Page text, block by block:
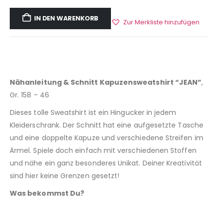
IN DEN WARENKORB Zur Merkliste hinzufügen
Nähanleitung & Schnitt Kapuzensweatshirt “JEAN”,
Gr. 158 – 46
Dieses tolle Sweatshirt ist ein Hingucker in jedem
Kleiderschrank. Der Schnitt hat eine aufgesetzte Tasche
und eine doppelte Kapuze und verschiedene Streifen im
Ärmel. Spiele doch einfach mit verschiedenen Stoffen
und nähe ein ganz besonderes Unikat. Deiner Kreativität
sind hier keine Grenzen gesetzt!
Was bekommst Du?